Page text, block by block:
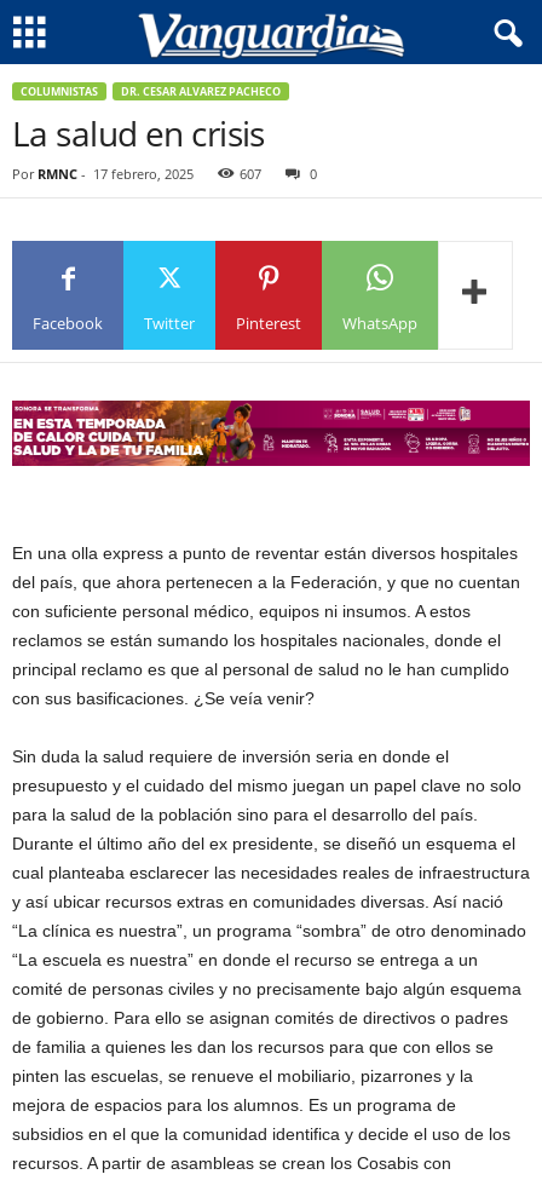
COLUMNISTAS DR. CESAR ALVAREZ PACHECO
La salud en crisis
Por RMNC - 17 febrero, 2025 607 0
Facebook Twitter Pinterest WhatsApp
En una olla express a punto de reventar están diversos hospitales
del país, que ahora pertenecen a la Federación, y que no cuentan
con suficiente personal médico, equipos ni insumos. A estos
reclamos se están sumando los hospitales nacionales, donde el
principal reclamo es que al personal de salud no le han cumplido
con sus basificaciones. ¿Se veía venir?
Sin duda la salud requiere de inversión seria en donde el
presupuesto y el cuidado del mismo juegan un papel clave no solo
para la salud de la población sino para el desarrollo del país.
Durante el último año del ex presidente, se diseñó un esquema el
cual planteaba esclarecer las necesidades reales de infraestructura
y así ubicar recursos extras en comunidades diversas. Así nació
“La clínica es nuestra”, un programa “sombra” de otro denominado
“La escuela es nuestra” en donde el recurso se entrega a un
comité de personas civiles y no precisamente bajo algún esquema
de gobierno. Para ello se asignan comités de directivos o padres
de familia a quienes les dan los recursos para que con ellos se
pinten las escuelas, se renueve el mobiliario, pizarrones y la
mejora de espacios para los alumnos. Es un programa de
subsidios en el que la comunidad identifica y decide el uso de los
recursos. A partir de asambleas se crean los Cosabis con